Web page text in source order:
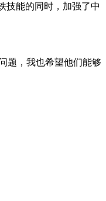
技能的同时，加强了中
题，我也希望他们能够